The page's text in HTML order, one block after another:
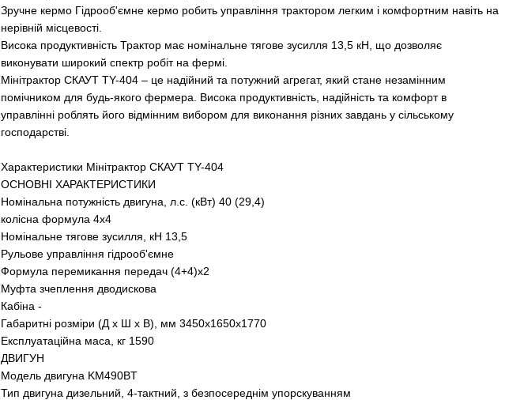
Зручне кермо Гідрооб'ємне кермо робить управління трактором легким і комфортним навіть на
нерівній місцевості.
Висока продуктивність Трактор має номінальне тягове зусилля 13,5 кН, що дозволяє
виконувати широкий спектр робіт на фермі.
Мінітрактор СКАУТ TY-404 – це надійний та потужний агрегат, який стане незамінним
помічником для будь-якого фермера. Висока продуктивність, надійність та комфорт в
управлінні роблять його відмінним вибором для виконання різних завдань у сільському
господарстві.
Характеристики Мінітрактор СКАУТ TY-404
ОСНОВНІ ХАРАКТЕРИСТИКИ
Номінальна потужність двигуна, л.с. (кВт) 40 (29,4)
колісна формула 4х4
Номінальне тягове зусилля, кН 13,5
Рульове управління гідрооб'ємне
Формула перемикання передач (4+4)х2
Муфта зчеплення дводискова
Кабіна -
Габаритні розміри (Д х Ш х В), мм 3450х1650х1770
Експлуатаційна маса, кг 1590
ДВИГУН
Модель двигуна KM490BT
Тип двигуна дизельний, 4-тактний, з безпосереднім упорскуванням